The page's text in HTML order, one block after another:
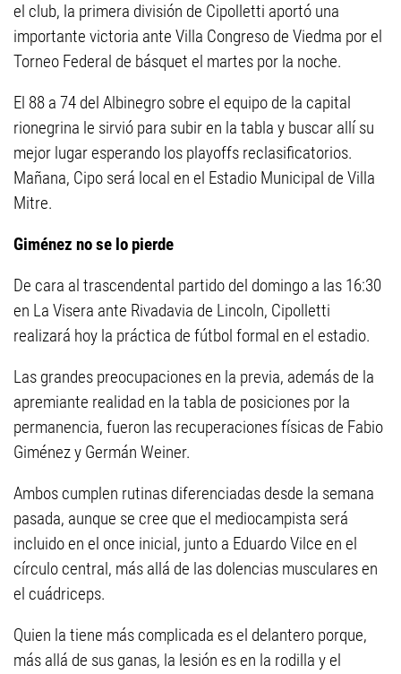
el club, la primera división de Cipolletti aportó una
importante victoria ante Villa Congreso de Viedma por el
Torneo Federal de básquet el martes por la noche.
El 88 a 74 del Albinegro sobre el equipo de la capital
rionegrina le sirvió para subir en la tabla y buscar allí su
mejor lugar esperando los playoffs reclasificatorios.
Mañana, Cipo será local en el Estadio Municipal de Villa
Mitre.
Giménez no se lo pierde
De cara al trascendental partido del domingo a las 16:30
en La Visera ante Rivadavia de Lincoln, Cipolletti
realizará hoy la práctica de fútbol formal en el estadio.
Las grandes preocupaciones en la previa, además de la
apremiante realidad en la tabla de posiciones por la
permanencia, fueron las recuperaciones físicas de Fabio
Giménez y Germán Weiner.
Ambos cumplen rutinas diferenciadas desde la semana
pasada, aunque se cree que el mediocampista será
incluido en el once inicial, junto a Eduardo Vilce en el
círculo central, más allá de las dolencias musculares en
el cuádriceps.
Quien la tiene más complicada es el delantero porque,
más allá de sus ganas, la lesión es en la rodilla y el